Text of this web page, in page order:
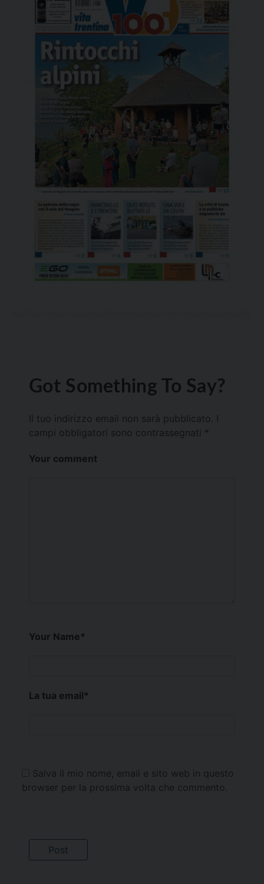
Got Something To Say?
Il tuo indirizzo email non sarà pubblicato.
campi obbligatori sono contrassegnati *
Your comment
Your Name*
La tua email*
Salva il mio nome, email e sito web in questo
browser per la prossima volta che commento.